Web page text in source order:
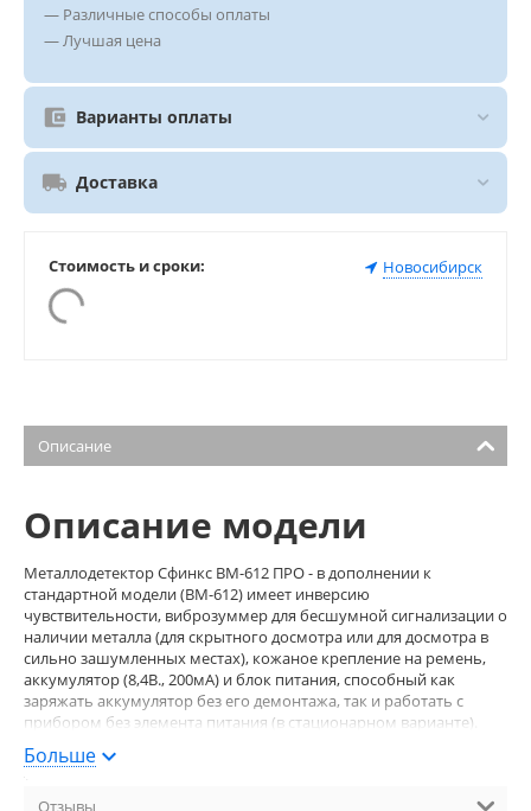
— Различные способы оплаты
— Лучшая цена
Варианты оплаты
Доставка
Стоимость и сроки: Новосибирск
Описание
Описание модели
Металлодетектор Сфинкс BM-612 ПРО - в дополнении к
стандартной модели (ВМ-612) имеет инверсию
чувствительности, виброзуммер для бесшумной сигнализации о
наличии металла (для скрытного досмотра или для досмотра в
сильно зашумленных местах), кожаное крепление на ремень,
аккумулятор (8,4В., 200мА) и блок питания, способный как
заряжать аккумулятор без его демонтажа, так и работать с
прибором без элемента питания (в стационарном варианте).
Металлодетектор ВМ-612 ПРО, предназначен для определения и
человека, в багаже и корреспонденции.
Больше
Отзывы